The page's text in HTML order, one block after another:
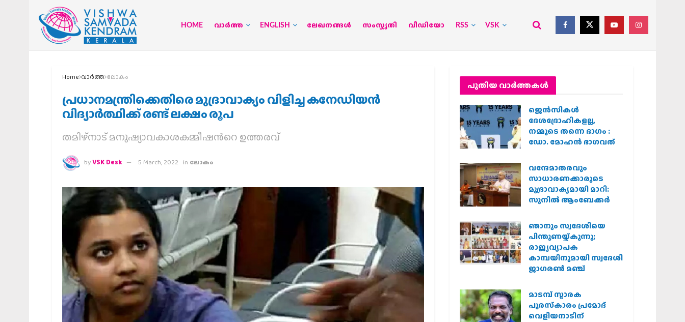
HOME വാര്‍ത്ത ENGLISH ലേഖനങ്ങള്‍ സംസ്കൃതി വീഡിയോ RSS VSK
Home വാര്‍ത്ത ലോകം
പ്രധാനമന്ത്രിക്കെതിരെ മുദ്രാവാക്യം വിളിച്ച കനേഡിയന്‍
വിദ്യാര്‍ത്ഥിക്ക് രണ്ട് ലക്ഷം രൂപ
തമിഴ്‌നാട് മനുഷ്യാവകാശകമ്മീഷന്‍റെ ഉത്തരവ്
byVSK Desk 5 March, 2022 in ലോകം
പുതിയ വാര്‍ത്തകള്‍
ജെന്‍സികള്‍
ദേശദ്രോഹികളല്ല,
നമ്മുടെ തന്നെ ഭാഗം :
ഡോ. മോഹന്‍ ഭാഗവത്
വന്ദേമാതരവും
സാധാരണക്കാരുടെ
മുദ്രാവാക്യമായി മാറി:
സുനിൽ ആംബേക്കർ
ഞാനും സ്വദേശിയെ
പിന്തുണയ്ക്കുന്നു;
രാജ്യവ്യാപക
കാമ്പയിനുമായി സ്വദേശി
ജാഗരണ്‍ മഞ്ച്
മാടമ്പ് സ്മാരക
പുരസ്‌കാരം പ്രമോദ്
വെളിയനാടിന്